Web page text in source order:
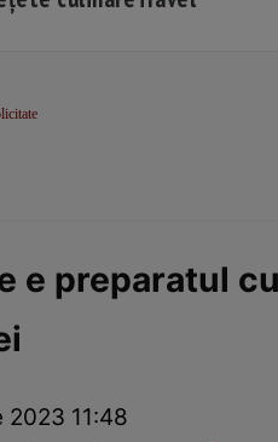
e preparatul
2023 11:48